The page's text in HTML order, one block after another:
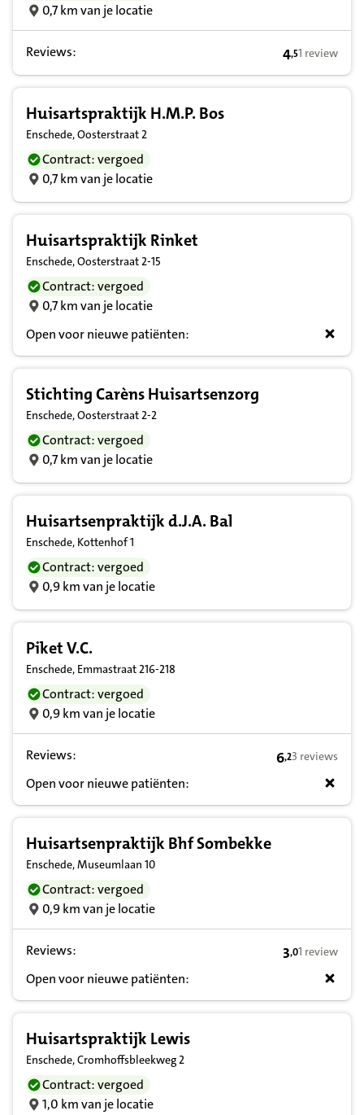
0,7 km van je locatie
Reviews: 4,5 op basis
4,51 review
Huisartspraktijk H.M.P. Bos
Enschede, Oosterstraat 2
Contract: vergoed
0,7 km van je locatie
Huisartspraktijk Rinket
Enschede, Oosterstraat 2-15
Contract: vergoed
0,7 km van je locatie
Open voor nieuwe patiënten:
Stichting Carèns Huisartsenzorg
Enschede, Oosterstraat 2-2
Contract: vergoed
0,7 km van je locatie
Huisartsenpraktijk d.J.A. Bal
Enschede, Kottenhof 1
Contract: vergoed
0,9 km van je locatie
Piket V.C.
Enschede, Emmastraat 216-218
Contract: vergoed
0,9 km van je locatie
Reviews: 6,2 op basis
6,23 reviews
Open voor nieuwe patiënten:
Huisartsenpraktijk Bhf Sombekke
Enschede, Museumlaan 10
Contract: vergoed
0,9 km van je locatie
Reviews: 3,0 op basis
3,01 review
Open voor nieuwe patiënten:
Huisartspraktijk Lewis
Enschede, Cromhoffsbleekweg 2
Contract: vergoed
1,0 km van je locatie